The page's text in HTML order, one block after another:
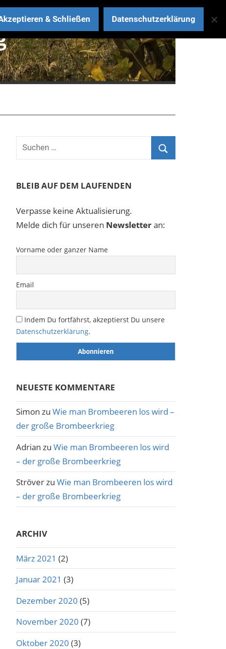
BLEIB AUF DEM LAUFENDEN
Verpasse keine Aktualisierung.
Melde dich für unseren Newsletteran:
Vorname oder ganzer Name
Email
Indem Du fortfährst, akzeptierst Du unsere
Datenschutzerklärung.
NEUESTE KOMMENTARE
Simon zu Wie man Brombeeren los wird –
der große Brombeerkrieg
Adrian zu Wie man Brombeeren los wird
– der große Brombeerkrieg
Ströverzu Wie man Brombeeren los wird
– der große Brombeerkrieg
ARCHIV
März 2021 (2)
Januar 2021 (3)
Dezember 2020 (5)
November 2020 (7)
Oktober 2020 (3)
& Schließen Datenschutzerklärung